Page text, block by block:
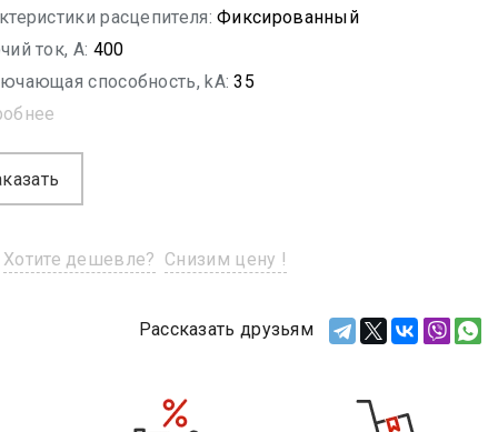
расцепителя: Фиксированный
ток, A: 400
способность, kA: 35
Хотите дешевле? Снизим цену !
Рассказать друзьям